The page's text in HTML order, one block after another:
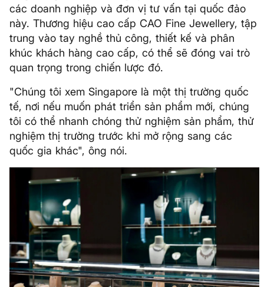
các doanh nghiệp và đơn vị tư vấn tại quốc đảo
này. Thương hiệu cao cấp CAO Fine Jewellery, tập
trung vào tay nghề thủ công, thiết kế và phân
khúc khách hàng cao cấp, có thể sẽ đóng vai trò
quan trọng trong chiến lược đó.
"Chúng tôi xem Singapore là một thị trường quốc
tế, nơi nếu muốn phát triển sản phẩm mới, chúng
tôi có thể nhanh chóng thử nghiệm sản phẩm, thử
nghiệm thị trường trước khi mở rộng sang các
quốc gia khác", ông nói.